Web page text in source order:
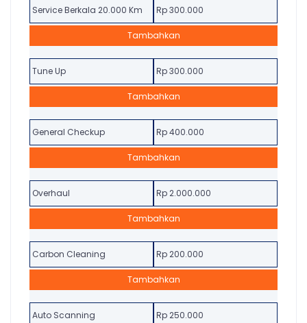
Service Berkala 20.000 Km Rp 300.000
Tambahkan
Tune Up Rp 300.000
Tambahkan
General Checkup Rp 400.000
Tambahkan
Overhaul Rp 2.000.000
Tambahkan
Carbon Cleaning Rp 200.000
Tambahkan
Auto Scanning Rp 250.000